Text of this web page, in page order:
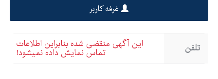
غرفه کاربر
تلفن این آگهی منقضی شده بنابراین اطلاعات
تماس نمایش داده نمیشود!